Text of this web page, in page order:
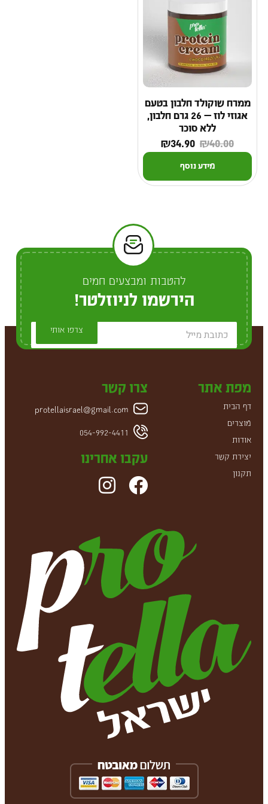
ממרח שוקולד חלבון בטעם
אגוזי לוז — 26 גרם חלבון,
ללא סוכר
₪40.00
₪34.90
מידע נוסף
להטבות ומבצעים חמים
הירשמו לניוזלטר!
צרפו אותי
מפת אתר
דף הבית
מוצרים
אודות
יצירת קשר
תקנון
צרו קשר
protellaisrael@gmail.com
054-992-4411
עקבו אחרינו